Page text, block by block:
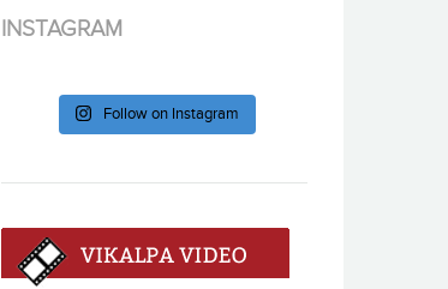
INSTAGRAM
Follow on Instagram